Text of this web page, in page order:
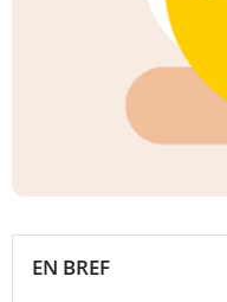
EN BREF